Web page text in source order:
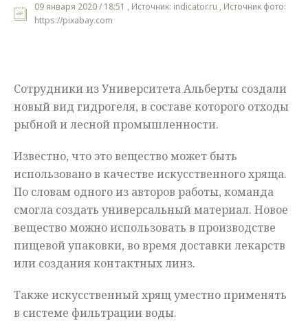
Мнения
09 января 2020 / 18:51 , Источник: indicator.ru , Источник фото:
https://pixabay.com
Сотрудники из Университета Альберты создали
новый вид гидрогеля, в составе которого отходы
рыбной и лесной промышленности.
Известно, что это вещество может быть
использовано в качестве искусственного хряща.
По словам одного из авторов работы, команда
смогла создать универсальный материал. Новое
вещество можно использовать в производстве
пищевой упаковки, во время доставки лекарств
или создания контактных линз.
Также искусственный хрящ уместно применять
в системе фильтрации воды.